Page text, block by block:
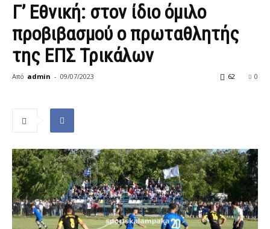
Γ’ Εθνική: στον ίδιο όμιλο
προβιβασμού ο πρωταθλητής
της ΕΠΣ Τρικάλων
Από admin - 09/07/2023 0
62